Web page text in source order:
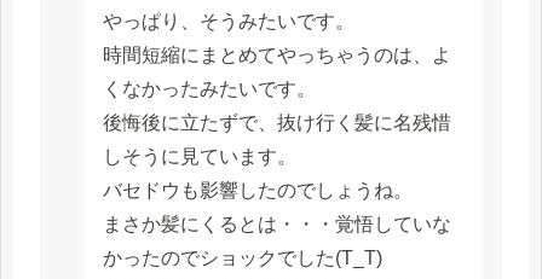
やっぱり、そうみたいです。
時間短縮にまとめてやっちゃうのは、よ
くなかったみたいです。
後悔後に立たずで、抜け行く髪に名残惜
しそうに見ています。
バセドウも影響したのでしょうね。
まさか髪にくるとは・・・覚悟していな
かったのでショックでした(T_T)